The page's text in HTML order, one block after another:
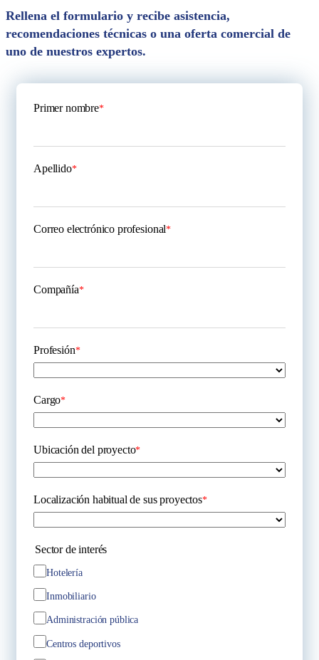
Rellena el formulario y recibe asistencia,
recomendaciones técnicas o una oferta comercial de
uno de nuestros expertos.
Primer nombre*
Apellido*
Correo electrónico profesional*
Compañía*
Profesión*
Cargo*
Ubicación del proyecto*
Localización habitual de sus proyectos*
Sector de interés
Hotelería
Inmobiliario
Administración pública
Centros deportivos